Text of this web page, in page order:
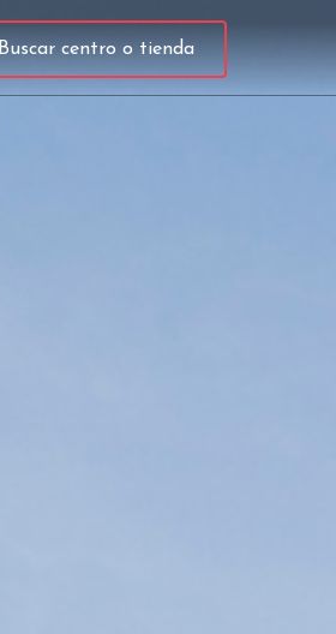
Buscar centro o tienda